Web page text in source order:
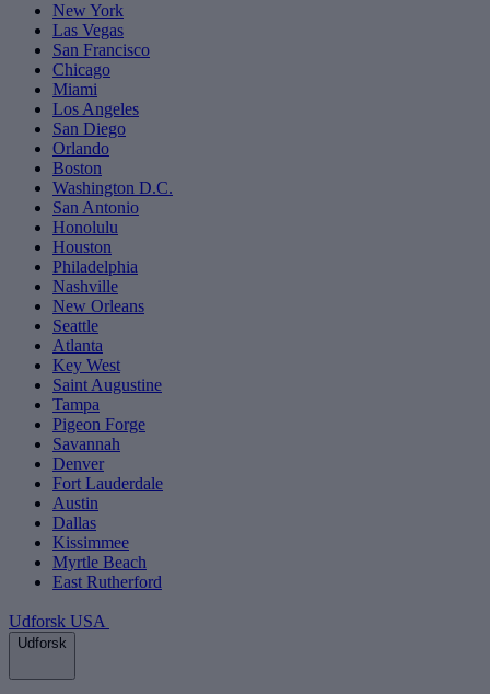
New York
Las Vegas
San Francisco
Chicago
Miami
Los Angeles
San Diego
Orlando
Boston
Washington D.C.
San Antonio
Honolulu
Houston
Philadelphia
Nashville
New Orleans
Seattle
Atlanta
Key West
Saint Augustine
Tampa
Pigeon Forge
Savannah
Denver
Fort Lauderdale
Austin
Dallas
Kissimmee
Myrtle Beach
East Rutherford
Udforsk USA
Udforsk